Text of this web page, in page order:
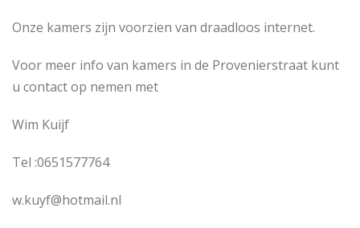
Onze kamers zijn voorzien van draadloos internet.
Voor meer info van kamers in de Provenierstraat kunt
u contact op nemen met
Wim Kuijf
Tel :0651577764
w.kuyf@hotmail.nl